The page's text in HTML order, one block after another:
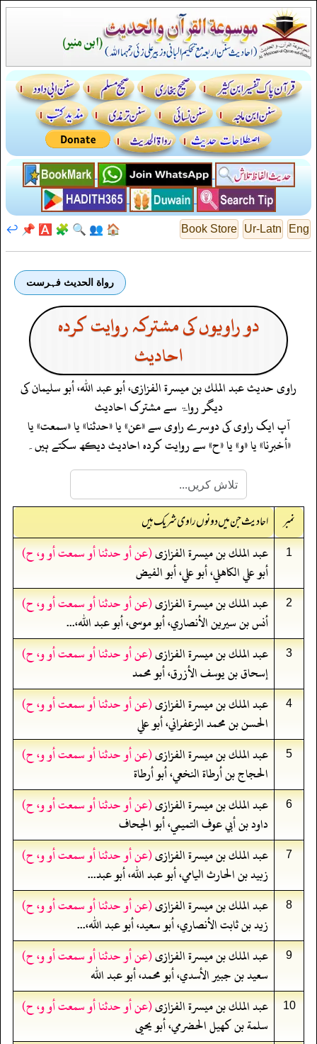
Eng
Ur-Latn
Book Store
🏠
👥
🔍
🧩
🅰️
📌
↩️
رواة الحديث فہرست
دو راویوں کی مشترکہ روایت کردہ
احادیث
راوی حدیثعبد الملك بن ميسرة الفزازى، أبو عبد الله، أبو سليمانکی
دیگر رواۃ سے مشترک احادیث
آپ ایک راوی کی دوسرے راوی سے «عن» یا «حدثنا» یا «سمعت» یا
«أخبرنا» یا «و» یا «ح» سے روایت کردہ احادیث دیکھ سکتے ہیں۔
نمبر احادیث جن میں دونوں راوی شریک ہیں
1 عبد الملك بن ميسرة الفزازى(عن أو حدثنا أو سمعت أو و، ح)
أبو علي الكاهلي، أبو علي، أبو الفيض
2 عبد الملك بن ميسرة الفزازى(عن أو حدثنا أو سمعت أو و، ح)
أنس بن سيرين الأنصاري، أبو موسى، أبو عبد الله،...
3 عبد الملك بن ميسرة الفزازى(عن أو حدثنا أو سمعت أو و، ح)
إسحاق بن يوسف الأزرق، أبو محمد
4 عبد الملك بن ميسرة الفزازى(عن أو حدثنا أو سمعت أو و، ح)
الحسن بن محمد الزعفراني، أبو علي
5 عبد الملك بن ميسرة الفزازى(عن أو حدثنا أو سمعت أو و، ح)
الحجاج بن أرطاة النخعي، أبو أرطاة
6 عبد الملك بن ميسرة الفزازى(عن أو حدثنا أو سمعت أو و، ح)
داود بن أبي عوف التميمي، أبو الجحاف
7 عبد الملك بن ميسرة الفزازى(عن أو حدثنا أو سمعت أو و، ح)
زبيد بن الحارث اليامي، أبو عبد الله، أبو عبد...
8 عبد الملك بن ميسرة الفزازى(عن أو حدثنا أو سمعت أو و، ح)
زيد بن ثابت الأنصاري، أبو سعيد، أبو عبد الله،...
9 عبد الملك بن ميسرة الفزازى(عن أو حدثنا أو سمعت أو و، ح)
سعيد بن جبير الأسدي، أبو محمد، أبو عبد الله
10 عبد الملك بن ميسرة الفزازى(عن أو حدثنا أو سمعت أو و، ح)
سلمة بن كهيل الحضرمي، أبو يحيى